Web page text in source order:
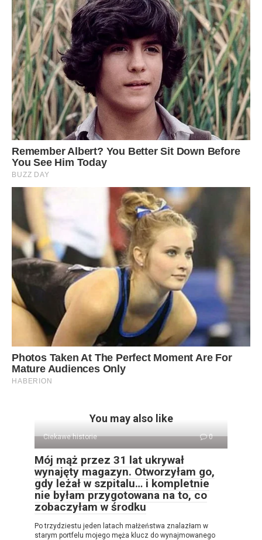
You may also like
Ciekawe historie 0
Mój mąż przez 31 lat ukrywał
wynajęty magazyn. Otworzyłam go,
gdy leżał w szpitalu… i kompletnie
nie byłam przygotowana na to, co
zobaczyłam w środku
Po trzydziestu jeden latach małżeństwa znalazłam w
starym portfelu mojego męża klucz do wynajmowanego